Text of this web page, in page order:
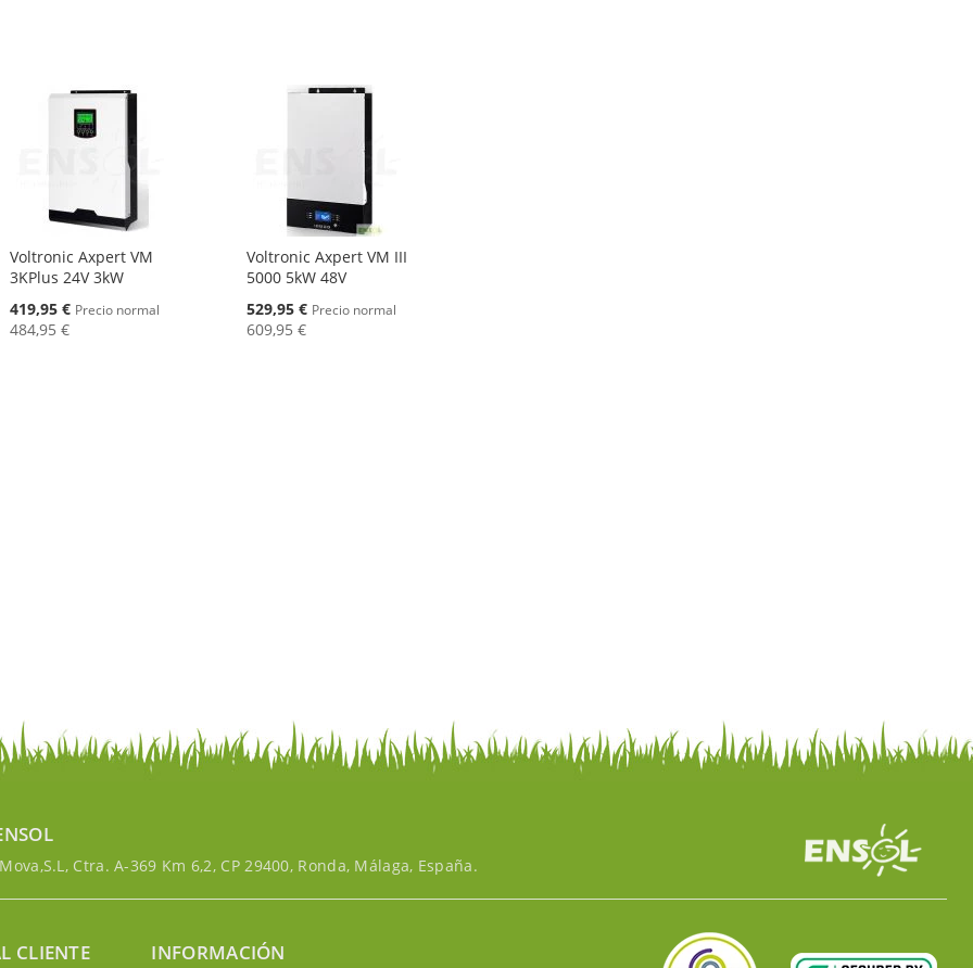
Voltronic Axpert VM
3KPlus 24V 3kW
Oferta
419,95 € Precio normal
484,95 €
Voltronic Axpert VM III
5000 5kW 48V
Oferta
529,95 € Precio normal
609,95 €
Ctra. A-369 Km 6,2, CP 29400, Ronda, Málaga, España.
CLIENTE INFORMACIÓN